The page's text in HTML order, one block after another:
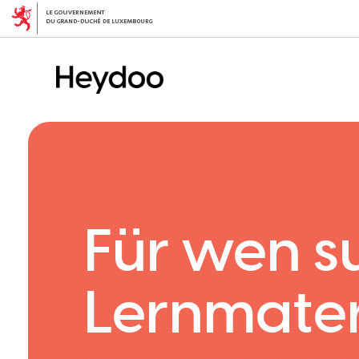
Für wen